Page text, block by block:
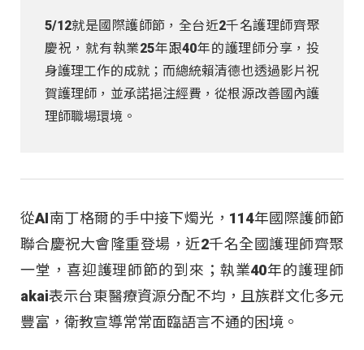
5/12就是國際護師節，全台近2千名護理師齊聚
慶祝，就有執業25年跟40年的護理師分享，投
身護理工作的成就；而總統賴清德也透過影片祝
賀護理師，並承諾挹注經費，從根源改善國內護
理師職場環境。
從AI南丁格爾的手中接下燭光，114年國際護師節
聯合慶祝大會隆重登場，近2千名全國護理師齊聚
一堂，喜迎護理師節的到來；執業40年的護理師
akai表示台東醫療資源分配不均，且族群文化多元
豐富，衛教宣導常常面臨語言不通的困境。